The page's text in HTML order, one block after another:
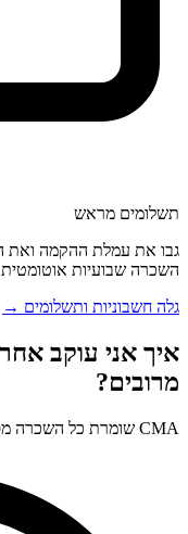
תשלומים מראש
גבו את עמלת ההקמה ואת
השכרה שבועיות
גלה חשבוניות ותשלומים →
איך אני עוקב
מרובים?
CMA שומרת כל השכרה מסודרת: